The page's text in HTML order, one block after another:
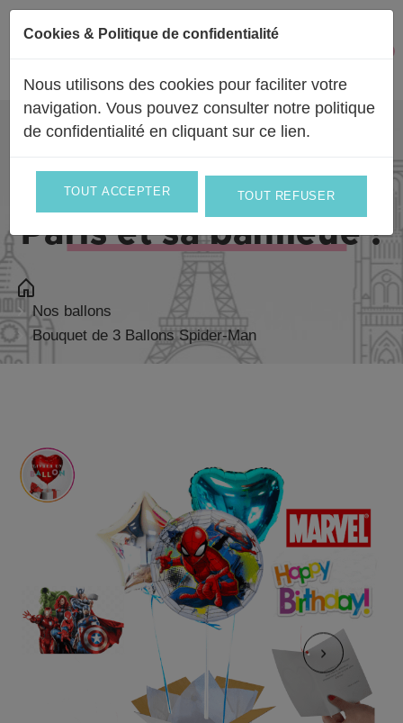
Passer au contenu
Livraison partout enFrance
Europe
et le jour même sur
Paris et sa banlieue !
Nos ballons
Bouquet de 3 Ballons Spider-Man
Cookies & Politique de confidentialité
Nous utilisons des cookies pour faciliter votre
navigation. Vous pouvez consulter notre politique
de confidentialité en cliquant sur ce lien.
TOUT ACCEPTER TOUT REFUSER